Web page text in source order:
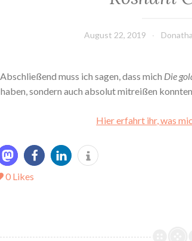
August 22, 2019 Donatha
Abschließend muss ich sagen, dass mich Die
haben, sondern auch absolut mitreißen
Hier erfahrt ihr, was
0 Likes